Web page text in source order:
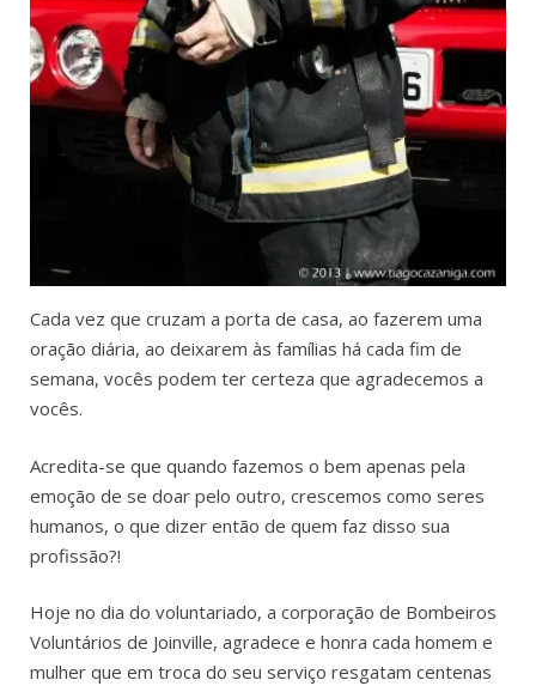
Cada vez que cruzam a porta de casa, ao fazerem uma
oração diária, ao deixarem às famílias há cada fim de
semana, vocês podem ter certeza que agradecemos a
vocês.
Acredita-se que quando fazemos o bem apenas pela
emoção de se doar pelo outro, crescemos como seres
humanos, o que dizer então de quem faz disso sua
profissão?!
Hoje no dia do voluntariado, a corporação de Bombeiros
Voluntários de Joinville, agradece e honra cada homem e
mulher que em troca do seu serviço resgatam centenas